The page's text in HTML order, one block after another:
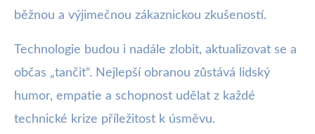
běžnou a výjimečnou zákaznickou zkušeností.
Technologie budou i nadále zlobit, aktualizovat se a
občas „tančit“. Nejlepší obranou zůstává lidský
humor, empatie a schopnost udělat z každé
technické krize příležitost k úsměvu.